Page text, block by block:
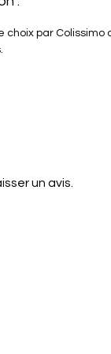
choix par Colissimo
un avis.